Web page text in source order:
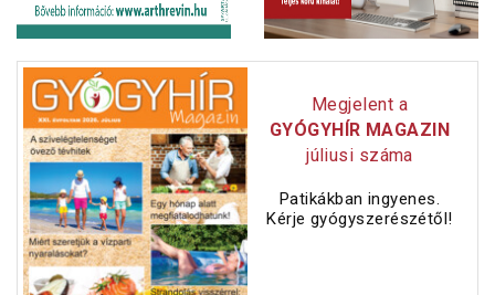
Megjelent a
GYÓGYHÍR MAGAZIN
júliusi száma
Patikákban ingyenes.
Kérje gyógyszerészétől!